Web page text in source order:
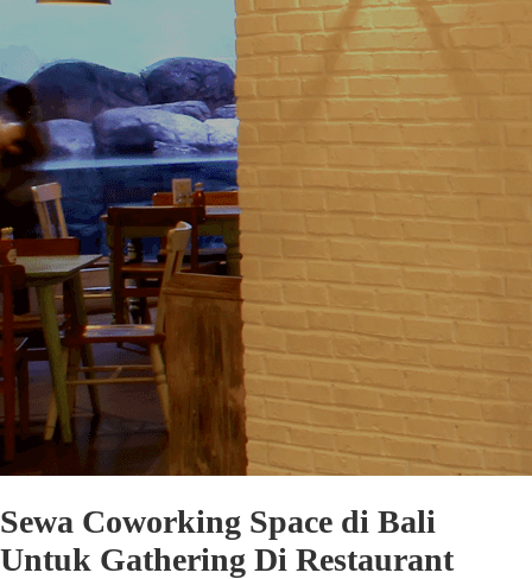
Sewa Coworking Space di Bali
Untuk Gathering Di Restaurant